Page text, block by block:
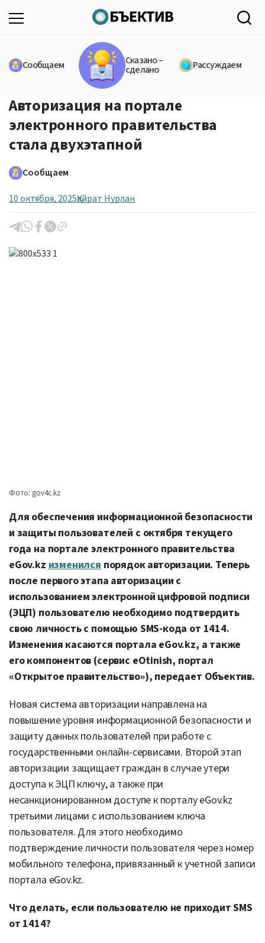
Сообщаем Сказано –
сделано Рассуждаем
Авторизация на портале
электронного правительства
стала двухэтапной
Сообщаем
10 октября, 2025Қайрат Нурлан
Фото: gov4c.kz
Для обеспечения информационной безопасности
и защиты пользователей с октября текущего
года на портале электронного правительства
eGov.kz изменился порядок авторизации. Теперь
после первого этапа авторизации с
использованием электронной цифровой подписи
(ЭЦП) пользователю необходимо подтвердить
свою личность с помощью SMS-кода от 1414.
Изменения касаются портала eGov.kz, а также
его компонентов (сервис eOtinish, портал
«Открытое правительство»), передает Объектив.
Новая система авторизации направлена на
повышение уровня информационной безопасности и
защиту данных пользователей при работе с
государственными онлайн-сервисами. Второй этап
авторизации защищает граждан в случае утери
доступа к ЭЦП ключу, а также при
несанкционированном доступе к порталу eGov.kz
третьими лицами с использованием ключа
пользователя. Для этого необходимо
подтверждение личности пользователя через номер
мобильного телефона, привязанный к учетной записи
портала eGov.kz.
Что делать, если пользователю не приходит SMS
от 1414?